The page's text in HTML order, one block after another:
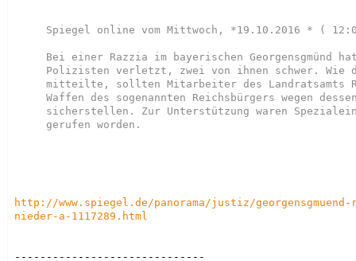
Spiegel online vom Mittwoch, *19.10.2016 * (
Bei einer Razzia im bayerischen Georgensgmünd
Polizisten verletzt, zwei von ihnen schwer. Wie
mitteilte, sollten Mitarbeiter des Landratsamts
Waffen des sogenannten Reichsbürgers wegen
sicherstellen. Zur Unterstützung waren
gerufen worden.
http://www.spiegel.de/panorama/justiz/
nieder-a-1117289.html
------------------------------